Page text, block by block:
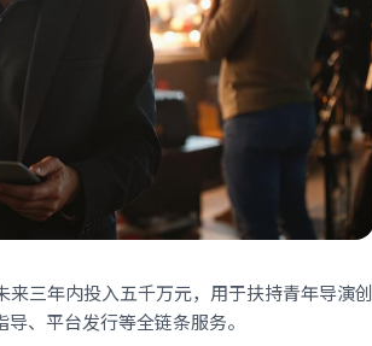
三年内投入五千万元，用于扶持青年导演创
、平台发行等全链条服务。